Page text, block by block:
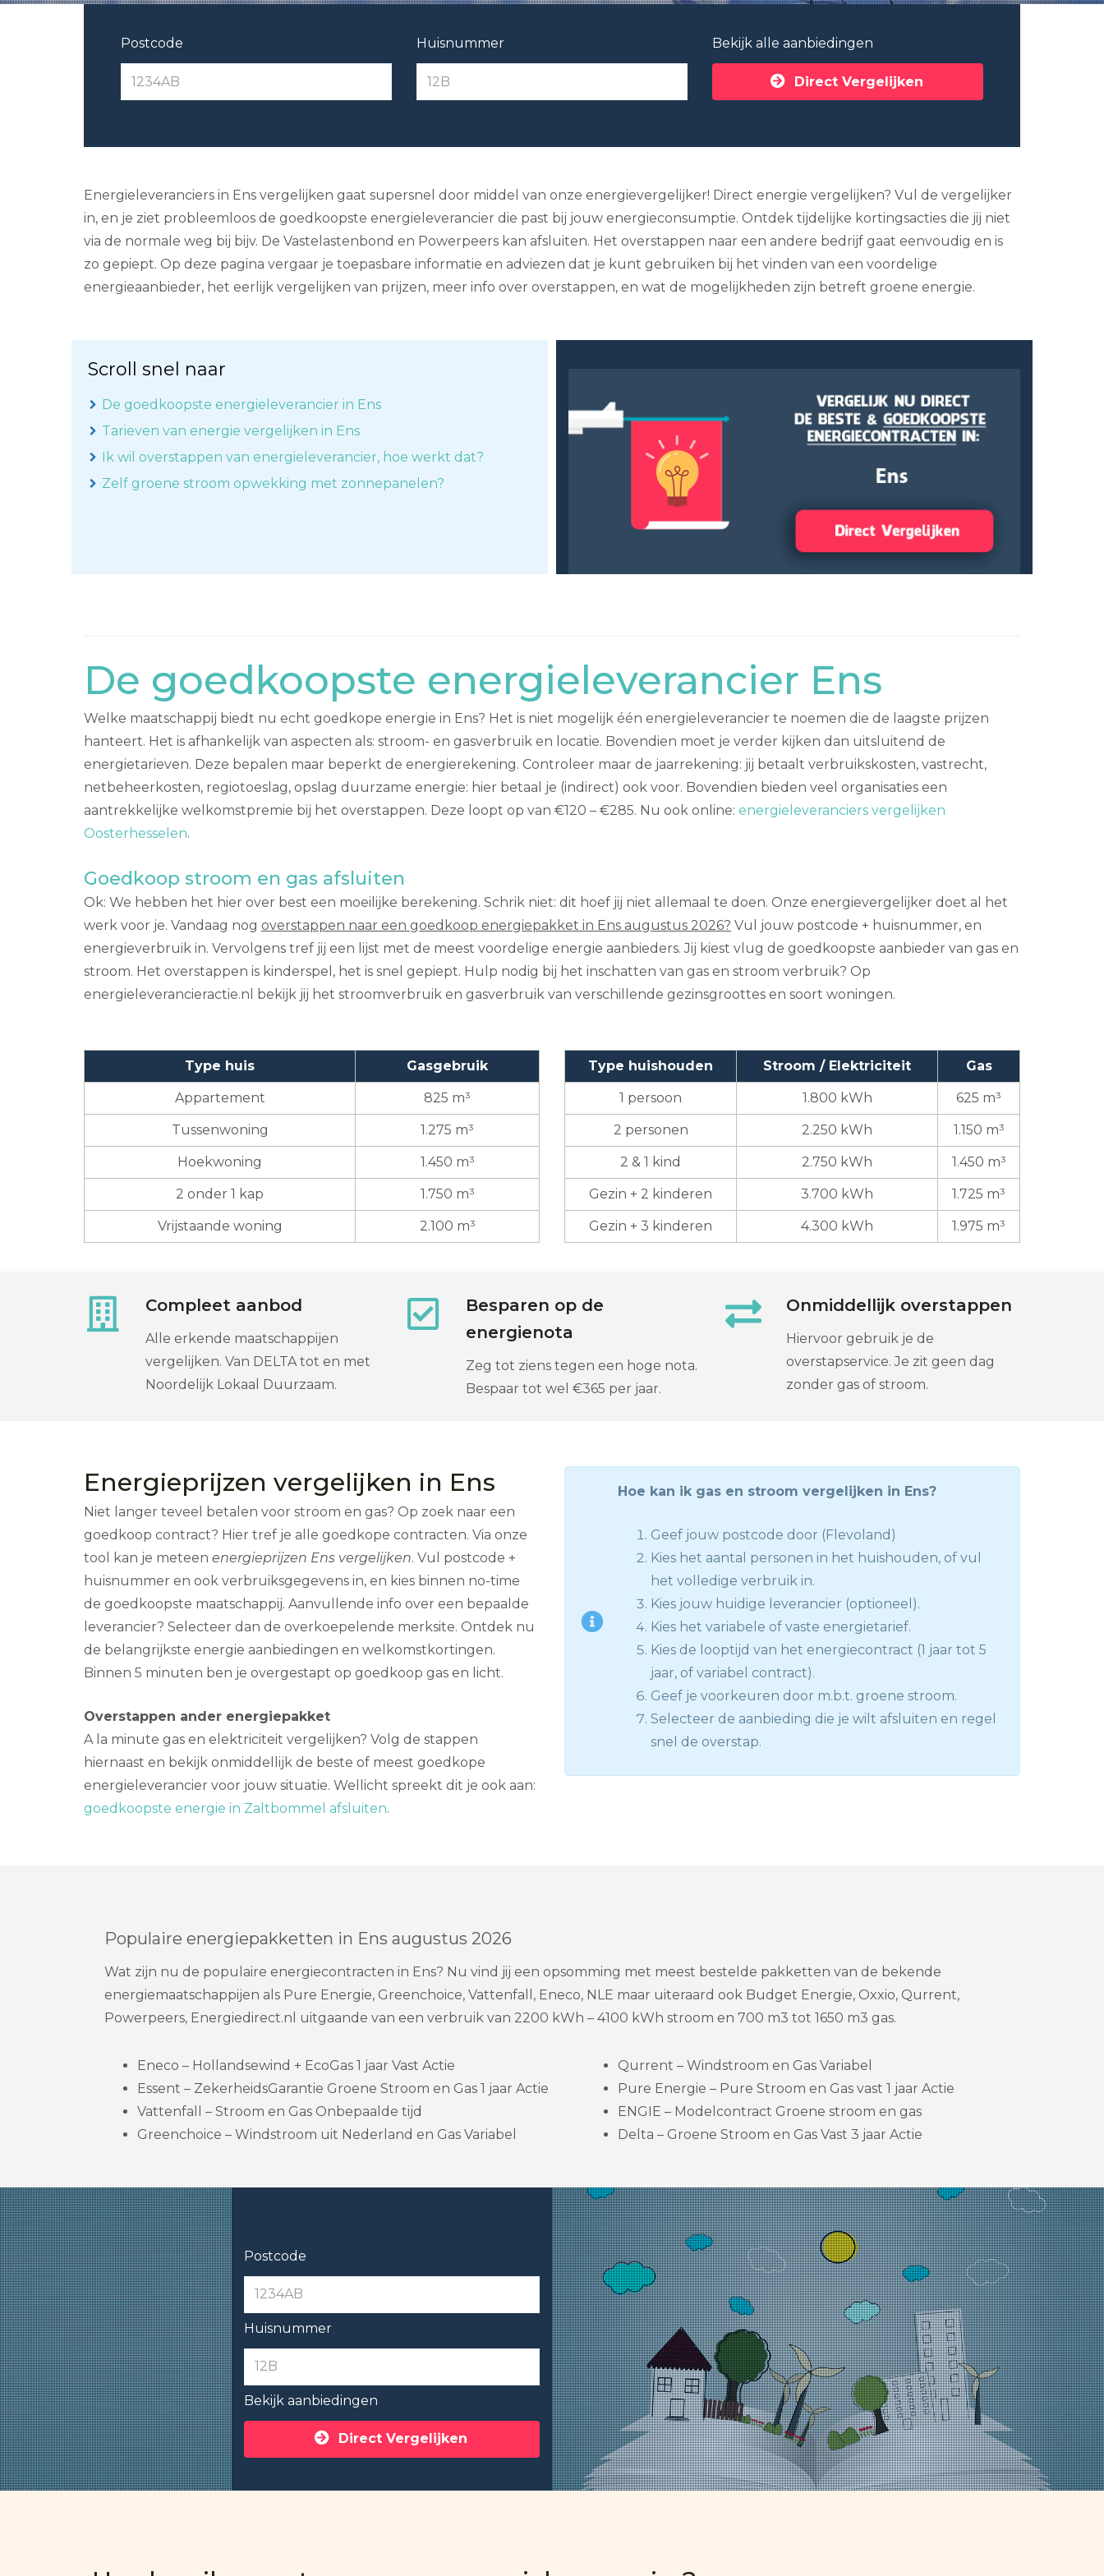
Postcode Huisnummer Bekijk alle aanbiedingen
Direct Vergelijken
Energieleveranciers in Ens vergelijken gaat supersnel door middel van onze energievergelijker! Direct energie vergelijken? Vul de vergelijker
in, en je ziet probleemloos de goedkoopste energieleverancier die past bij jouw energieconsumptie. Ontdek tijdelijke kortingsacties die jij niet
via de normale weg bij bijv. De Vastelastenbond en Powerpeers kan afsluiten. Het overstappen naar een andere bedrijf gaat eenvoudig en is
zo gepiept. Op deze pagina vergaar je toepasbare informatie en adviezen dat je kunt gebruiken bij het vinden van een voordelige
energieaanbieder, het eerlijk vergelijken van prijzen, meer info over overstappen, en wat de mogelijkheden zijn betreft groene energie.
Scroll snel naar
De goedkoopste energieleverancier in Ens
Tarieven van energie vergelijken in Ens
Ik wil overstappen van energieleverancier, hoe werkt dat?
Zelf groene stroom opwekking met zonnepanelen?
De goedkoopste energieleverancier Ens
Welke maatschappij biedt nu echt goedkope energie in Ens? Het is niet mogelijk één energieleverancier te noemen die de laagste prijzen
hanteert. Het is afhankelijk van aspecten als: stroom- en gasverbruik en locatie. Bovendien moet je verder kijken dan uitsluitend de
energietarieven. Deze bepalen maar beperkt de energierekening. Controleer maar de jaarrekening: jij betaalt verbruikskosten, vastrecht,
netbeheerkosten, regiotoeslag, opslag duurzame energie: hier betaal je (indirect) ook voor. Bovendien bieden veel organisaties een
aantrekkelijke welkomstpremie bij het overstappen. Deze loopt op van €120 – €285. Nu ook online: energieleveranciers vergelijken
Oosterhesselen.
Goedkoop stroom en gas afsluiten
Ok: We hebben het hier over best een moeilijke berekening. Schrik niet: dit hoef jij niet allemaal te doen. Onze energievergelijker doet al het
werk voor je. Vandaag nog overstappen naar een goedkoop energiepakket in Ens augustus 2026? Vul jouw postcode + huisnummer, en
energieverbruik in. Vervolgens tref jij een lijst met de meest voordelige energie aanbieders. Jij kiest vlug de goedkoopste aanbieder van gas en
stroom. Het overstappen is kinderspel, het is snel gepiept. Hulp nodig bij het inschatten van gas en stroom verbruik? Op
energieleverancieractie.nl bekijk jij het stroomverbruik en gasverbruik van verschillende gezinsgroottes en soort woningen.
Type huis Gasgebruik
Appartement 825 m³
Tussenwoning 1.275 m³
Hoekwoning 1.450 m³
2 onder 1 kap 1.750 m³
Vrijstaande woning 2.100 m³
Type huishouden Stroom / Elektriciteit Gas
1 persoon 1.800 kWh 625 m³
2 personen 2.250 kWh 1.150 m³
2 & 1 kind 2.750 kWh 1.450 m³
Gezin + 2 kinderen 3.700 kWh 1.725 m³
Gezin + 3 kinderen 4.300 kWh 1.975 m³
Compleet aanbod
Alle erkende maatschappijen
vergelijken. Van DELTA tot en met
Noordelijk Lokaal Duurzaam.
Besparen op de
energienota
Zeg tot ziens tegen een hoge nota.
Bespaar tot wel €365 per jaar.
Onmiddellijk overstappen
Hiervoor gebruik je de
overstapservice. Je zit geen dag
zonder gas of stroom.
Energieprijzen vergelijken in Ens
Niet langer teveel betalen voor stroom en gas? Op zoek naar een
goedkoop contract? Hier tref je alle goedkope contracten. Via onze
tool kan je meteen energieprijzen Ens vergelijken. Vul postcode +
huisnummer en ook verbruiksgegevens in, en kies binnen no-time
de goedkoopste maatschappij. Aanvullende info over een bepaalde
leverancier? Selecteer dan de overkoepelende merksite. Ontdek nu
de belangrijkste energie aanbiedingen en welkomstkortingen.
Binnen 5 minuten ben je overgestapt op goedkoop gas en licht.
Overstappen ander energiepakket
A la minute gas en elektriciteit vergelijken? Volg de stappen
hiernaast en bekijk onmiddellijk de beste of meest goedkope
energieleverancier voor jouw situatie. Wellicht spreekt dit je ook aan:
goedkoopste energie in Zaltbommel afsluiten.
Hoe kan ik gas en stroom vergelijken in Ens?
Geef jouw postcode door (Flevoland)
Kies het aantal personen in het huishouden, of vul
het volledige verbruik in.
Kies jouw huidige leverancier (optioneel).
Kies het variabele of vaste energietarief.
Kies de looptijd van het energiecontract (1 jaar tot 5
jaar, of variabel contract).
Geef je voorkeuren door m.b.t. groene stroom.
Selecteer de aanbieding die je wilt afsluiten en regel
snel de overstap.
Populaire energiepakketten in Ens augustus 2026
Wat zijn nu de populaire energiecontracten in Ens? Nu vind jij een opsomming met meest bestelde pakketten van de bekende
energiemaatschappijen als Pure Energie, Greenchoice, Vattenfall, Eneco, NLE maar uiteraard ook Budget Energie, Oxxio, Qurrent,
Powerpeers, Energiedirect.nl uitgaande van een verbruik van 2200 kWh – 4100 kWh stroom en 700 m3 tot 1650 m3 gas.
Eneco – Hollandsewind + EcoGas 1 jaar Vast Actie
Essent – ZekerheidsGarantie Groene Stroom en Gas 1 jaar Actie
Vattenfall – Stroom en Gas Onbepaalde tijd
Greenchoice – Windstroom uit Nederland en Gas Variabel
Qurrent – Windstroom en Gas Variabel
Pure Energie – Pure Stroom en Gas vast 1 jaar Actie
ENGIE – Modelcontract Groene stroom en gas
Delta – Groene Stroom en Gas Vast 3 jaar Actie
Postcode
Huisnummer
Bekijk aanbiedingen
Direct Vergelijken